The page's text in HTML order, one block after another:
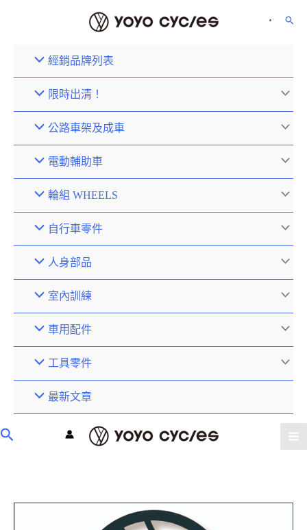
經銷品牌列表
限時出清！
公路車架及成車
電動輔助車
輪組 WHEELS
自行車零件
人身部品
室內訓練
車用配件
工具零件
最新文章